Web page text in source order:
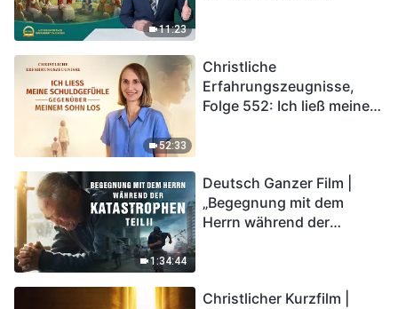
11:23
52:33
Christliche
Erfahrungszeugnisse,
Folge 552: Ich ließ meine
1:34:44
Deutsch Ganzer Film |
„Begegnung mit dem
Herrn während der
in das Königreich Gottes
Christlicher Kurzfilm |